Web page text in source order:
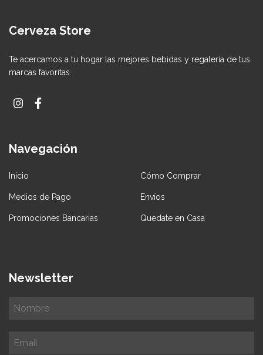
Cerveza Store
Te acercamos a tu hogar las mejores bebidas y regalería de tus
marcas favoritas.
Navegación
Inicio Cómo Comprar
Medios de Pago Envíos
Promociones Bancarias Quedate en Casa
Newsletter